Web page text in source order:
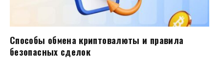
Способы обмена криптовалюты и правила
безопасных сделок